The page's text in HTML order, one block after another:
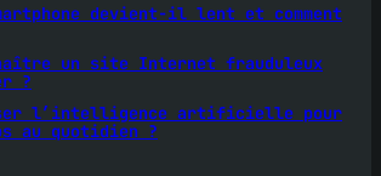
devient-il lent et comment
un site Internet frauduleux
?
l’intelligence artificielle pour
au quotidien ?